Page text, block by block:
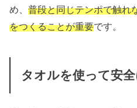
め、普段と同じテンポで触れ
をつくることが重要です。
タオルを使って安